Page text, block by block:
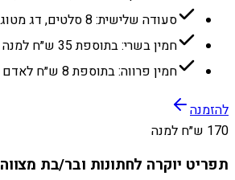
סעודה שלישית: 8 סלטים, דג מטוגן, פשטידת השף
חמין בשרי: בתוספת 35 ש״ח למנה
חמין פרווה: בתוספת 8 ש״ח לאדם
להזמנה
170 ש״ח למנה
תפריט יוקרה לחתונות ובר/בת מצווה